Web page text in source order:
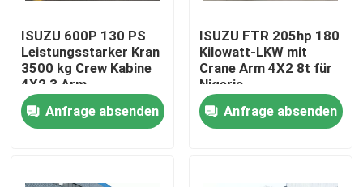
ISUZU 600P 130 PS
Leistungsstarker Kran
3500 kg Crew Kabine
4X2 3 Arm
Anfrage absenden
ISUZU FTR 205hp 180
Kilowatt-LKW mit
Crane Arm 4X2 8t für
Nigeria
Anfrage absenden